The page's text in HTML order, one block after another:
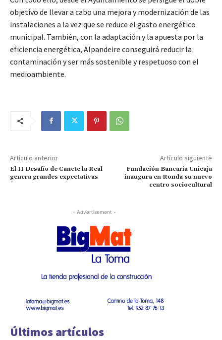
objetivo de llevar a cabo una mejora y modernización de las
instalaciones a la vez que se reduce el gasto energético
municipal. También, con la adaptación y la apuesta por la
eficiencia energética, Alpandeire conseguirá reducir la
contaminación y ser más sostenible y respetuoso con el
medioambiente.
Artículo anterior
El II Desafío de Cañete la Real
genera grandes expectativas
Artículo siguiente
Fundación Bancaria Unicaja
inaugura en Ronda su nuevo
centro sociocultural
- Advertisement -
Últimos artículos